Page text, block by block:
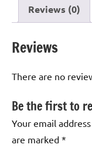
Reviews (0)
Reviews
There are no
Be the first to
Your email
are marked *